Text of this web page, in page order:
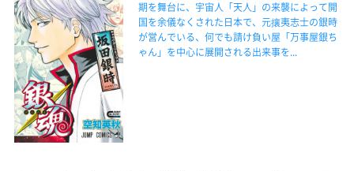
期を舞台に、宇宙人「天人」の来襲によって開
国を余儀なくされた日本で、元攘夷志士の銀時
が営んでいる、何でも請け負い屋「万事屋銀ち
ゃん」を中心に展開される出来事を...